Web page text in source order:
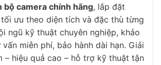
bộ camera chính hãng, lắp đặt
tối ưu theo diện tích và đặc thù từng
ngũ kỹ thuật chuyên nghiệp, khảo
miễn phí, bảo hành dài hạn. Giải
– hiệu quả cao – hỗ trợ kỹ thuật tận